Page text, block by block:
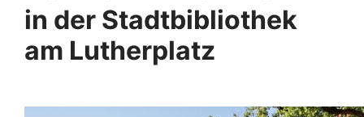
in der Stadtbibliothek
am Lutherplatz